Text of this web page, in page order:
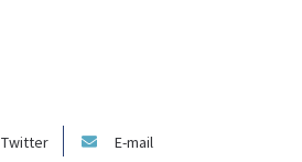
Twitter E-mail